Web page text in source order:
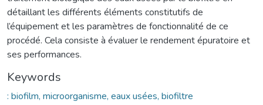
détaillant les différents éléments constitutifs de
l’équipement et les paramètres de fonctionnalité de ce
procédé. Cela consiste à évaluer le rendement épuratoire et
ses performances.
Keywords
: biofilm, microorganisme, eaux usées, biofiltre